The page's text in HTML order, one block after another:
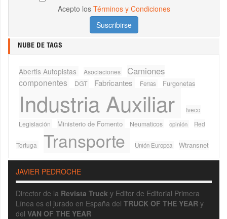
Acepto los Términos y Condiciones
NUBE DE TAGS
Abertis Autopistas Asociaciones Camiones
componentes DGT Fabricantes Ferias Furgonetas
Industria Auxiliar
Iveco
Legislación
Ministerio de Fomento Neumaticos opinión Red
Tortuga Transporte Unión Europea Wtransnet
JAVIER PEDROCHE
Director de la Revista Truck y Editor de Editorial Primera
Línea es el jurado en España del TRUCK OF THE YEAR y
del VAN OF THE YEAR